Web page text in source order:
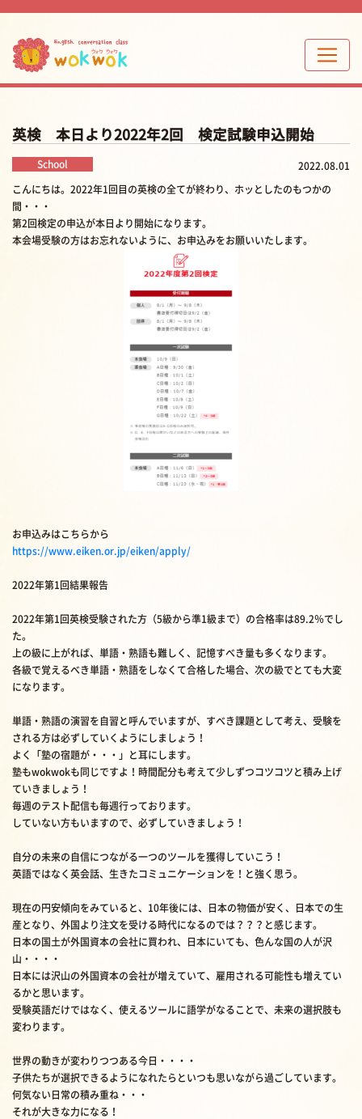
英検 本日より2022年2回 検定試験申込開始
School 2022.08.01
こんにちは。2022年1回目の英検の全てが終わり、ホッとしたのもつかの
間・・・
第2回検定の申込が本日より開始になります。
本会場受験の方はお忘れないように、お申込みをお願いいたします。
お申込みはこちらから
https://www.eiken.or.jp/eiken/apply/
2022年第1回結果報告
2022年第1回英検受験された方（5級から準1級まで）の合格率は89.2％でし
た。
上の級に上がれば、単語・熟語も難しく、記憶すべき量も多くなります。
各級で覚えるべき単語・熟語をしなくて合格した場合、次の級でとても大変
になります。
単語・熟語の演習を自習と呼んでいますが、すべき課題として考え、受験を
される方は必ずしていくようにしましょう！
よく「塾の宿題が・・・」と耳にします。
塾もwokwokも同じですよ！時間配分も考えて少しずつコツコツと積み上げ
ていきましょう！
毎週のテスト配信も毎週行っております。
していない方もいますので、必ずしていきましょう！
自分の未来の自信につながる一つのツールを獲得していこう！
英語ではなく英会話、生きたコミュニケーションを！と強く思う。
現在の円安傾向をみていると、10年後には、日本の物価が安く、日本での生
産となり、外国より注文を受ける時代になるのでは？？？と感じます。
日本の国土が外国資本の会社に買われ、日本にいても、色んな国の人が沢
山・・・・
日本には沢山の外国資本の会社が増えていて、雇用される可能性も増えてい
るかと思います。
受験英語だけではなく、使えるツールに語学がなることで、未来の選択肢も
変わります。
世界の動きが変わりつつある今日・・・・
子供たちが選択できるようになれたらといつも思いながら過ごしています。
何気ない日常の積み重ね・・・
それが大きな力になる！